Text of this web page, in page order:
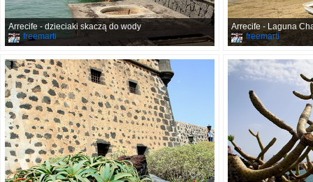
Arrecife - dzieciaki skaczą do wody
freemarti
Arrecife - Laguna
freemarti